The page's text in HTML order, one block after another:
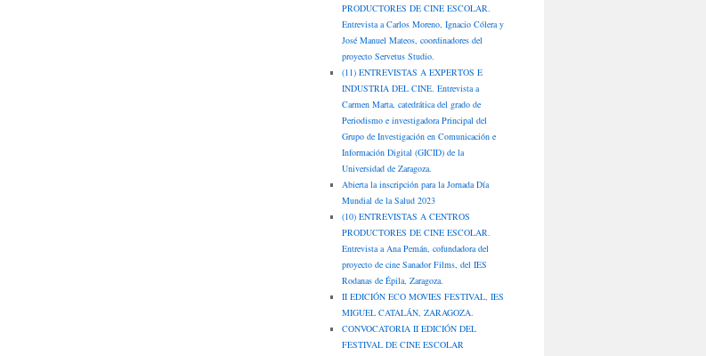
PRODUCTORES DE CINE ESCOLAR.
Entrevista a Carlos Moreno, Ignacio Cólera y
José Manuel Mateos, coordinadores del
proyecto Servetus Studio.
(11) ENTREVISTAS A EXPERTOS E
INDUSTRIA DEL CINE. Entrevista a
Carmen Marta, catedrática del grado de
Periodismo e investigadora Principal del
Grupo de Investigación en Comunicación e
Información Digital (GICID) de la
Universidad de Zaragoza.
Abierta la inscripción para la Jornada Día
Mundial de la Salud 2023
(10) ENTREVISTAS A CENTROS
PRODUCTORES DE CINE ESCOLAR.
Entrevista a Ana Pemán, cofundadora del
proyecto de cine Sanador Films, del IES
Rodanas de Épila, Zaragoza.
II EDICIÓN ECO MOVIES FESTIVAL, IES
MIGUEL CATALÁN, ZARAGOZA.
CONVOCATORIA II EDICIÓN DEL
FESTIVAL DE CINE ESCOLAR